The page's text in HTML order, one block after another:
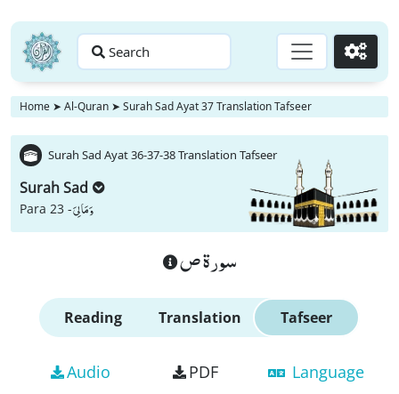
Search Go
Home ➤ Al-Quran ➤ Surah Sad Ayat 37 Translation Tafseer
Surah Sad Ayat 36-37-38 Translation Tafseer
Surah Sad
Para 23 -وَ مَا لِیَ
سورة ص
Reading Translation Tafseer
Audio PDF Language